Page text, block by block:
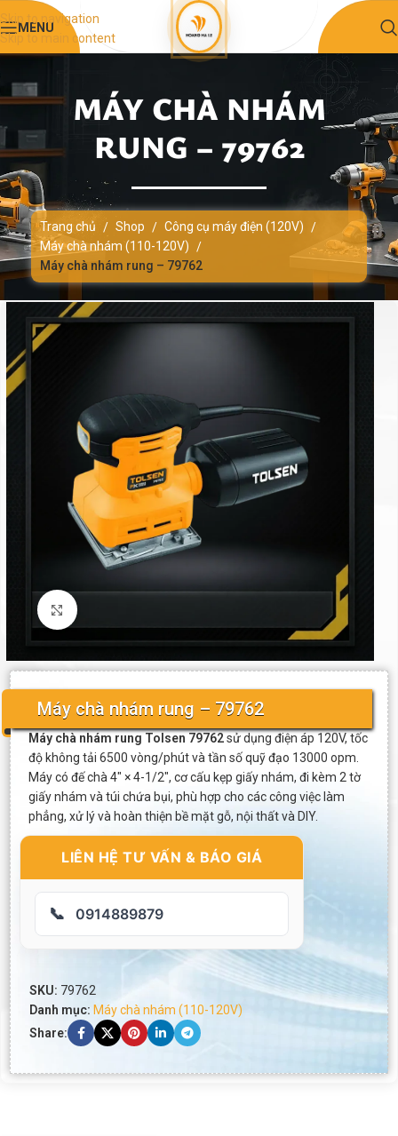
Skip to navigation
Skip to main content
MENU
MÁY CHÀ NHÁM
RUNG – 79762
Trang chủ / Shop / Công cụ máy điện (120V) /
Máy chà nhám (110-120V) /
Máy chà nhám rung – 79762
Click to enlarge
Máy chà nhám rung – 79762
Máy chà nhám rung Tolsen 79762sử dụng điện áp 120V, tốc
độ không tải 6500 vòng/phút và tần số quỹ đạo 13000 opm.
Máy có đế chà 4″ × 4-1/2″, cơ cấu kẹp giấy nhám, đi kèm 2 tờ
giấy nhám và túi chứa bụi, phù hợp cho các công việc làm
phẳng, xử lý và hoàn thiện bề mặt gỗ, nội thất và DIY.
LIÊN HỆ TƯ VẤN & BÁO GIÁ
📞 0914889879
SKU: 79762
Danh mục: Máy chà nhám (110-120V)
Share: